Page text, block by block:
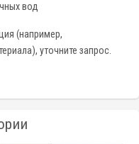
вод
(например,
уточните запрос.